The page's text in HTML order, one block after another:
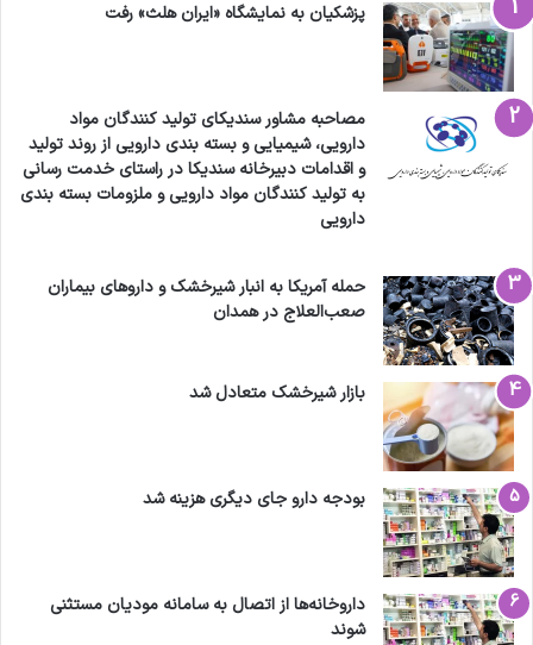
پزشکیان به نمایشگاه «ایران هلث» رفت
مصاحبه مشاور سندیکای تولید کنندگان مواد
دارویی، شیمیایی و بسته بندی دارویی از روند تولید
و اقدامات دبیرخانه سندیکا در راستای خدمت رسانی
به تولید کنندگان مواد دارویی و ملزومات بسته بندی
دارویی
حمله آمریکا به انبار شیرخشک و داروهای بیماران
صعب‌العلاج در همدان
بازار شیرخشک متعادل شد
بودجه دارو جای دیگری هزینه شد
داروخانه‌ها از اتصال به سامانه مودیان مستثنی
شوند